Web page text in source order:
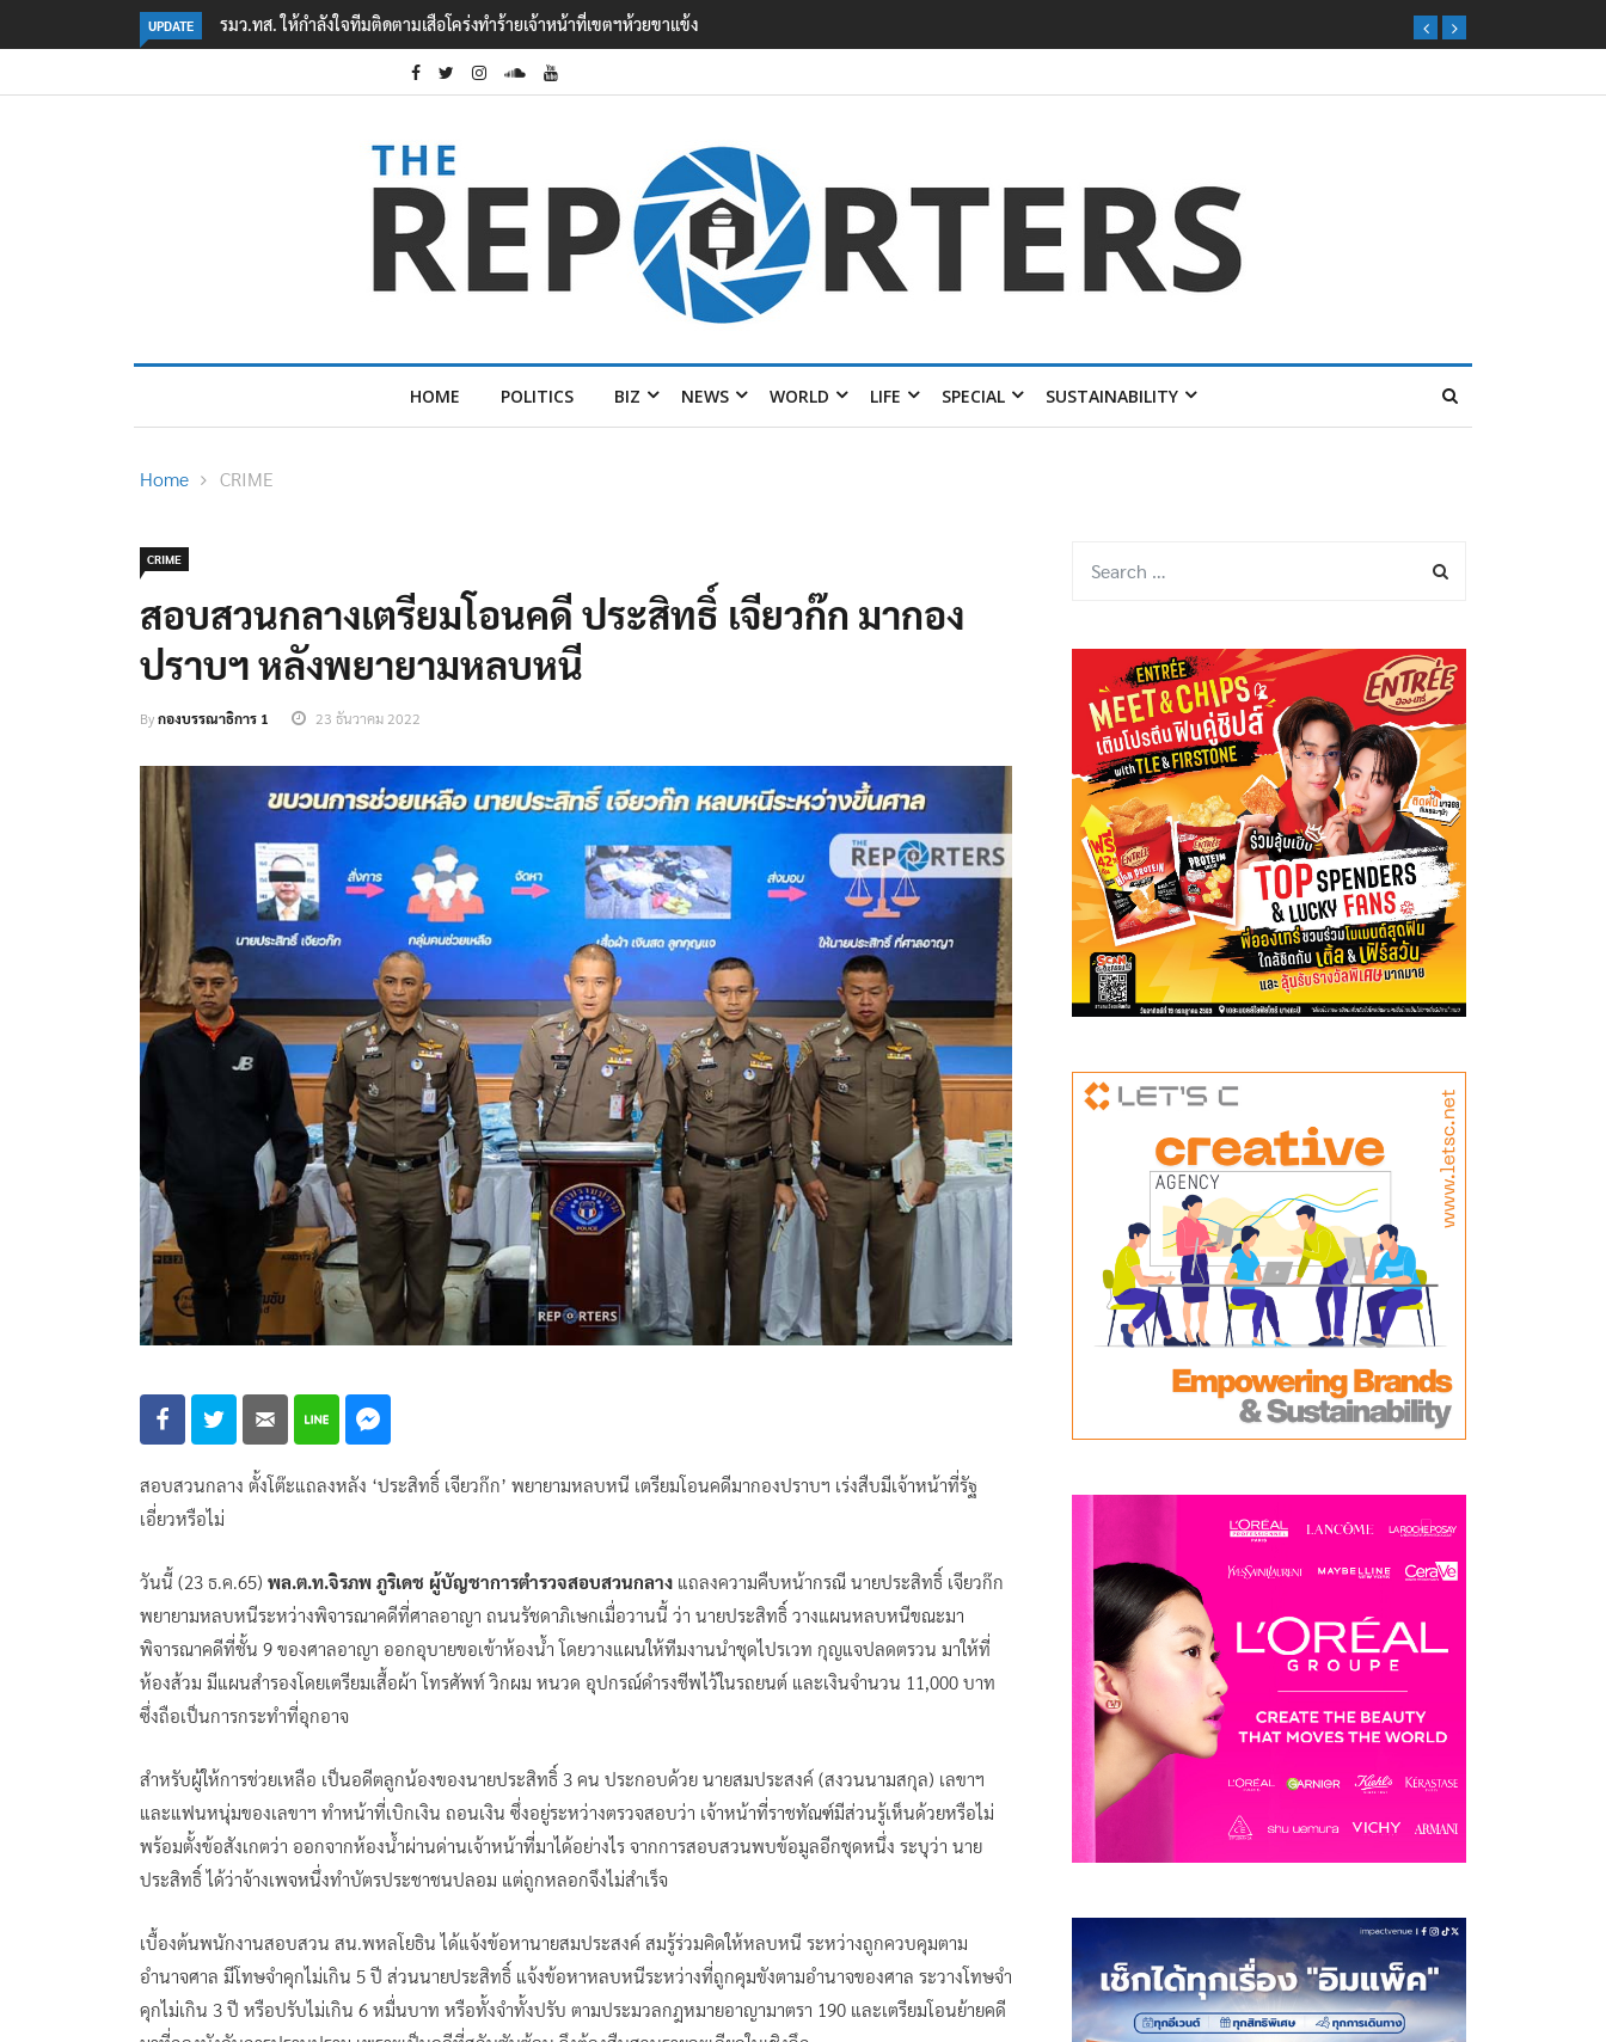
UPDATE ‘ภาคประชาสังคม’ รวมตัวคัดค้าน ‘มิน ออง ไลง์’ เยือนไทย ขึงป้าย ‘ไม่ต้อนรับอาชญากร’
HOME POLITICS BIZ NEWS WORLD LIFE SPECIAL SUSTAINABILITY
Home CRIME
CRIME
สอบสวนกลางเตรียมโอนคดี ประสิทธิ์ เจียวก๊ก มากอง
ปราบฯ หลังพยายามหลบหนี
Byกองบรรณาธิการ 1 23 ธันวาคม 2022
สอบสวนกลาง ตั้งโต๊ะแถลงหลัง ‘ประสิทธิ์ เจียวก๊ก’ พยายามหลบหนี เตรียมโอนคดีมากองปราบฯ เร่งสืบมีเจ้าหน้าที่รัฐ
เอี่ยวหรือไม่
วันนี้ (23 ธ.ค.65) พล.ต.ท.จิรภพ ภูริเดช ผู้บัญชาการตำรวจสอบสวนกลาง แถลงความคืบหน้ากรณี นายประสิทธิ์ เจียวก๊ก
พยายามหลบหนีระหว่างพิจารณาคดีที่ศาลอาญา ถนนรัชดาภิเษกเมื่อวานนี้ ว่า นายประสิทธิ์ วางแผนหลบหนีขณะมา
พิจารณาคดีที่ชั้น 9 ของศาลอาญา ออกอุบายขอเข้าห้องน้ำ โดยวางแผนให้ทีมงานนำชุดไปรเวท กุญแจปลดตรวน มาให้ที่
ห้องส้วม มีแผนสำรองโดยเตรียมเสื้อผ้า โทรศัพท์ วิกผม หนวด อุปกรณ์ดำรงชีพไว้ในรถยนต์ และเงินจำนวน 11,000 บาท
ซึ่งถือเป็นการกระทำที่อุกอาจ
สำหรับผู้ให้การช่วยเหลือ เป็นอดีตลูกน้องของนายประสิทธิ์ 3 คน ประกอบด้วย นายสมประสงค์ (สงวนนามสกุล) เลขาฯ
และแฟนหนุ่มของเลขาฯ ทำหน้าที่เบิกเงิน ถอนเงิน ซึ่งอยู่ระหว่างตรวจสอบว่า เจ้าหน้าที่ราชทัณฑ์มีส่วนรู้เห็นด้วยหรือไม่
พร้อมตั้งข้อสังเกตว่า ออกจากห้องน้ำผ่านด่านเจ้าหน้าที่มาได้อย่างไร จากการสอบสวนพบข้อมูลอีกชุดหนึ่ง ระบุว่า นาย
ประสิทธิ์ ได้ว่าจ้างเพจหนึ่งทำบัตรประชาชนปลอม แต่ถูกหลอกจึงไม่สำเร็จ
เบื้องต้นพนักงานสอบสวน สน.พหลโยธิน ได้แจ้งข้อหานายสมประสงค์ สมรู้ร่วมคิดให้หลบหนี ระหว่างถูกควบคุมตาม
อำนาจศาล มีโทษจำคุกไม่เกิน 5 ปี ส่วนนายประสิทธิ์ แจ้งข้อหาหลบหนีระหว่างที่ถูกคุมขังตามอำนาจของศาล ระวางโทษจำ
คุกไม่เกิน 3 ปี หรือปรับไม่เกิน 6 หมื่นบาท หรือทั้งจำทั้งปรับ ตามประมวลกฎหมายอาญามาตรา 190 และเตรียมโอนย้ายคดี